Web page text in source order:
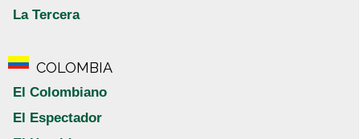
La Tercera
COLOMBIA
El Colombiano
El Espectador